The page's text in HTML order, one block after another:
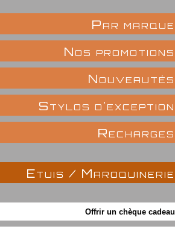
Par marque
Nos promotions
Nouveautés
Stylos d'exception
Recharges
Etuis / Maroquinerie
Offrir un chèque cadeau